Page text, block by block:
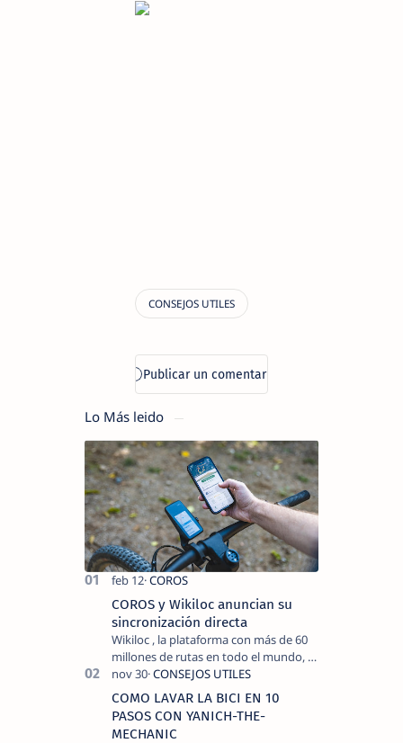
Lo Más leido
COROS y Wikiloc anuncian su
sincronización directa
Wikiloc , la plataforma con más de 60
millones de rutas en todo el mundo, y
COROS , marca de dispositivos GPS
reconocida mundialmente por su
tecnolo…
COMO LAVAR LA BICI EN 10
PASOS CON YANICH-THE-
MECHANIC